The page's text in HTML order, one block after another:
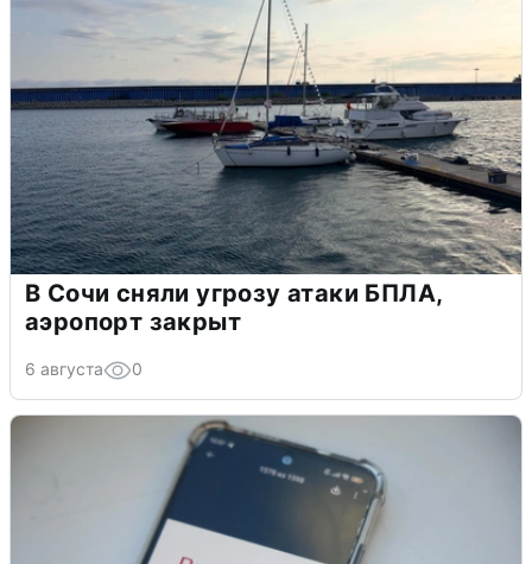
В Сочи сняли угрозу атаки БПЛА,
аэропорт закрыт
6 августа 0